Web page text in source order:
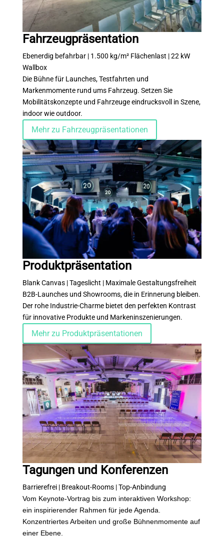
Fahrzeugpräsentation
Ebenerdig befahrbar | 1.500 kg/m² Flächenlast | 22 kW
Wallbox
Die Bühne für Launches, Testfahrten und
Markenmomente rund ums Fahrzeug. Setzen Sie
Mobilitätskonzepte und Fahrzeuge eindrucksvoll in Szene,
indoor wie outdoor.
Mehr zu Fahrzeugpräsentationen
Produktpräsentation
Blank Canvas | Tageslicht | Maximale Gestaltungsfreiheit
B2B-Launches und Showrooms, die in Erinnerung bleiben.
Der rohe Industrie-Charme bietet den perfekten Kontrast
für innovative Produkte und Markeninszenierungen.
Mehr zu Produktpräsentationen
Tagungen und Konferenzen
Barrierefrei | Breakout-Rooms | Top-Anbindung
Vom Keynote-Vortrag bis zum interaktiven Workshop:
ein inspirierender Rahmen für jede Agenda.
Konzentriertes Arbeiten und große Bühnenmomente auf
einer Ebene.